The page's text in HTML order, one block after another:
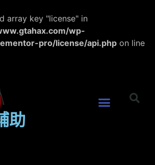
array key "license" in
wp-
pro/license/api.php on line
助